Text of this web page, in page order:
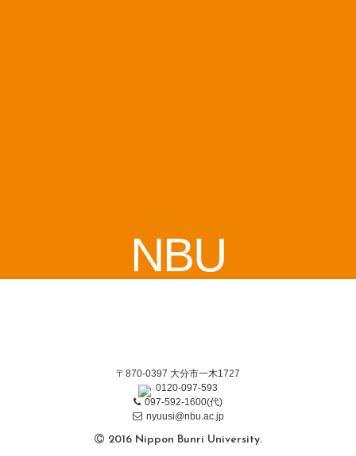
NBU
〒870-0397 大分市一木1727
0120-097-593
097-592-1600(代)
nyuusi@nbu.ac.jp
2016 Nippon Bunri University.